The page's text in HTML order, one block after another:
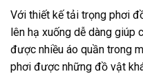
Với thiết kế tải trọng phơi
lên hạ xuống dễ dàng giúp
được nhiều áo quần trong
phơi được những đồ vật